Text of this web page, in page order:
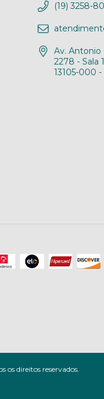
(19) 3258-
Av. Antonio
2278 - Sala
13105-000
os direitos reservados.